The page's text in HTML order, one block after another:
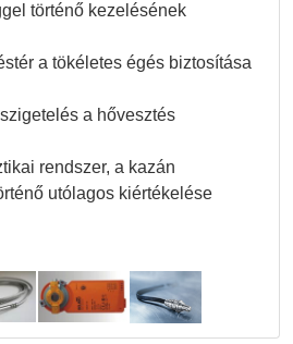
történő kezelésének
a tökéletes égés biztosítása
a hővesztés
rendszer, a kazán
utólagos kiértékelése